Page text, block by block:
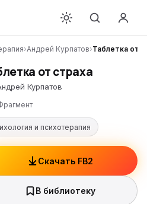
›Андрей Курпатов›Таблетка от
от страха
Курпатов
и психотерапия
Скачать FB2
В библиотеку